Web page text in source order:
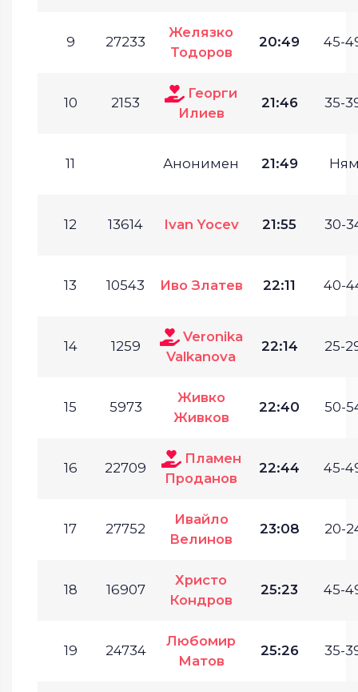
9 27233
Желязко
Тодоров
20:49 45-
10 2153
Георги
Илиев
21:46 35-
11 Анонимен 21:49
12 13614 Ivan Yocev 21:55 30-
13 10543 Иво Златев 22:11 40-
14 1259
Veronika
Valkanova
22:14 25-
15 5973
Живко
Живков
22:40 50-
16 22709
Пламен
Проданов
22:44 45-
17 27752
Ивайло
Велинов
23:08 20-
18 16907
Христо
Кондров
25:23 45-
19 24734
Любомир
Матов
25:26 35-